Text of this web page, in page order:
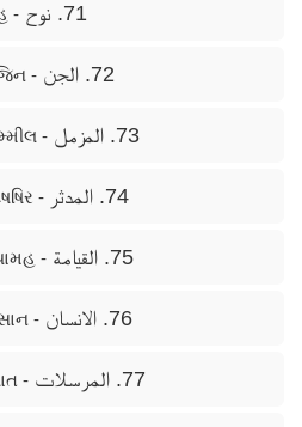
71. نوح - નૂહ
72. الجن - અલ્ જિન
73. المزمل - અલ્ મુઝમ્મીલ
74. المدثر - અલ્ મુદષષિર
75. القيامة - અલ્ કિયામહ
76. الانسان - અલ્ ઇન્સાન
77. المرسلات - અલ્ મુર્સલાત